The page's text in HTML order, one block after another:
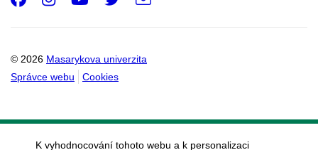
© 2026 Masarykova univerzita
Správce webu
Cookies
K vyhodnocování tohoto webu a k personalizaci